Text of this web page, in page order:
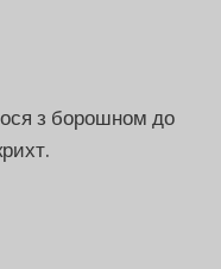
з борошном до